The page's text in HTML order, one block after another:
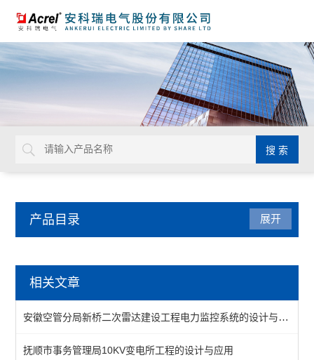
产品目录
AISD智能安全配电装置
末端智慧用电监测装置
电气防火限流式保护箱
展开
相关文章
安徽空管分局新桥二次雷达建设工程电力监控系统的设计与应用
抚顺市事务管理局10KV变电所工程的设计与应用